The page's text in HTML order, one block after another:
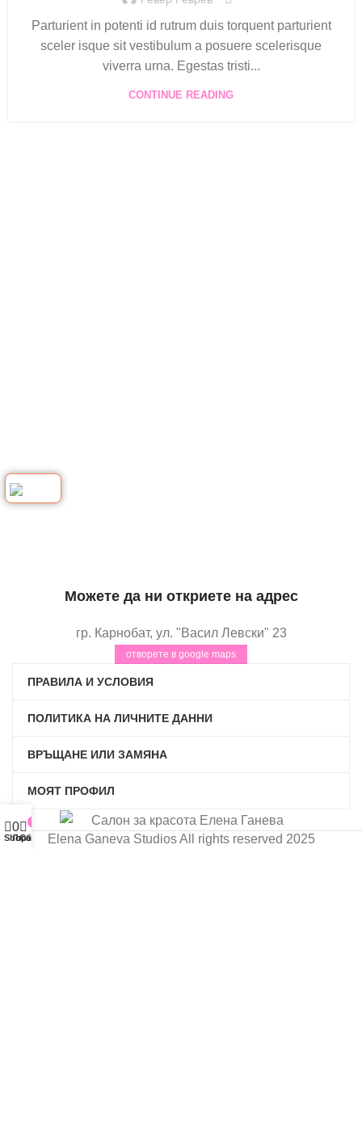
Parturient in potenti id rutrum duis torquent parturient
sceler isque sit vestibulum a posuere scelerisque
viverra urna. Egestas tristi...
CONTINUE READING
Можете да ни откриете на адрес
гр. Карнобат, ул. "Васил Левски" 23
отворете в google maps
ПРАВИЛА И УСЛОВИЯ
ПОЛИТИКА НА ЛИЧНИТЕ ДАННИ
ВРЪЩАНЕ ИЛИ ЗАМЯНА
МОЯТ ПРОФИЛ
Elena Ganeva Studios All rights reserved 2025
Shop
0
Любими
Cart